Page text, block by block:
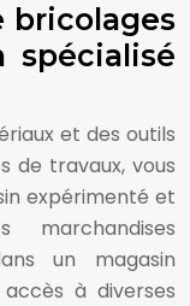
bricolages
spécialisé
et des outils
de travaux, vous
expérimenté et
marchandises
un magasin
à diverses